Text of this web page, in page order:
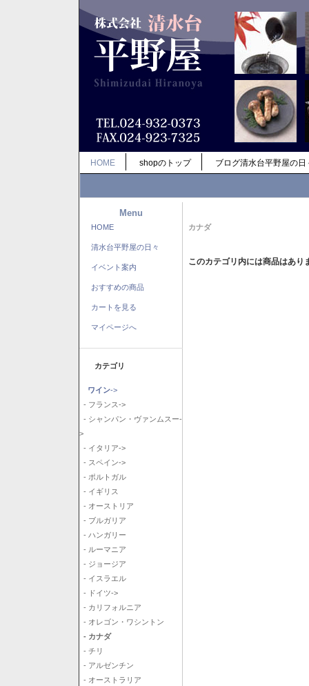
HOME shopのトップ ブログ清水台平野屋の日
Menu
HOME
清水台平野屋の日々
イベント案内
おすすめの商品
カートを見る
マイページへ
カテゴリ
ワイン->
- フランス->
- シャンパン・ヴァンムスー-
>
- イタリア->
- スペイン->
- ポルトガル
- イギリス
- オーストリア
- ブルガリア
- ハンガリー
- ルーマニア
- ジョージア
- イスラエル
- ドイツ->
- カリフォルニア
- オレゴン・ワシントン
- カナダ
- チリ
- アルゼンチン
- オーストラリア
カナダ
このカテゴリ内には商品はあり